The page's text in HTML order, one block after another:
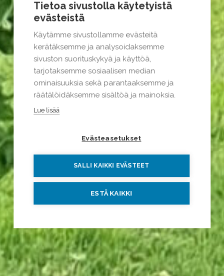
Tietoa sivustolla käytetyistä
evästeistä
Käytämme sivustollamme evästeitä
kerätäksemme ja analysoidaksemme
sivuston suorituskykyä ja käyttöä,
tarjotaksemme sosiaalisen median
ominaisuuksia sekä parantaaksemme ja
räätälöidäksemme sisältöä ja mainoksia.
Lue lisää
Evästeasetukset
SALLI KAIKKI EVÄSTEET
ESTÄ KAIKKI